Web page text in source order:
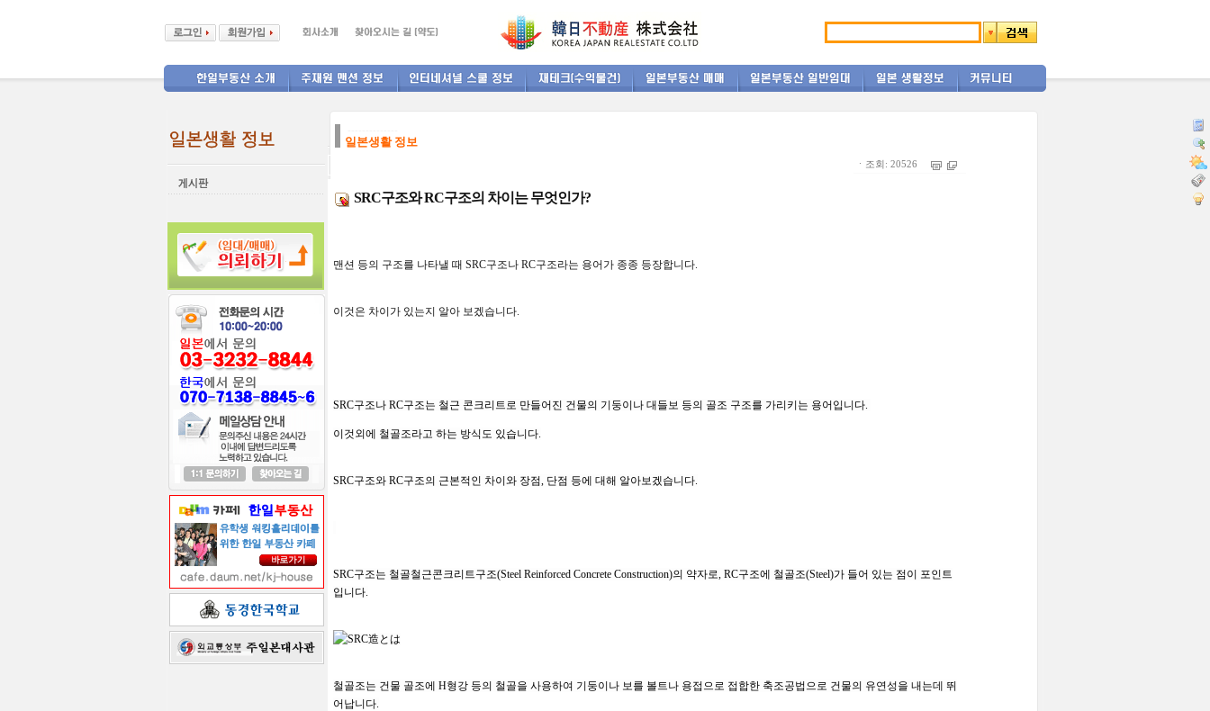
일본생활 정보
ㆍ조회: 20526
SRC구조와 RC구조의 차이는 무엇인가?
맨션 등의 구조를 나타낼 때 SRC구조나 RC구조라는 용어가 종종 등장합니다.
이것은 차이가 있는지 알아 보겠습니다.
SRC구조나 RC구조는 철근 콘크리트로 만들어진 건물의 기둥이나 대들보 등의 골조 구조를 가리키는 용어입니다.
이것외에 철골조라고 하는 방식도 있습니다.
SRC구조와 RC구조의 근본적인 차이와 장점, 단점 등에 대해 알아보겠습니다.
SRC구조는 철골철근콘크리트구조(Steel Reinforced Concrete Construction)의 약자로, RC구조에 철골조(Steel)가 들어 있는 점이
포인트
입니다.
철골조는 건물 골조에 H형강 등의 철골을 사용하여 기둥이나 보를 볼트나 용접으로 접합한 축조공법으로 건물의 유연성을 내는데 뛰
어납니다.